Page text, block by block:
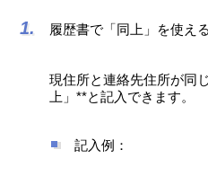
履歴書で「同上」を使え
現住所と連絡先住所が同
上」**と記入できます。
記入例：